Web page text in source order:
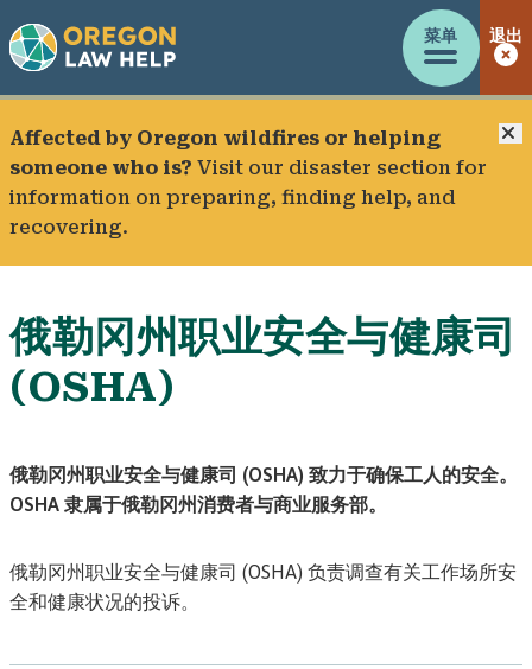
菜单 退出
Affected by Oregon wildfires or helping
someone who is? Visit our disaster section for
information on preparing, finding help, and
recovering.
俄勒冈州职业安全与健康司
(OSHA)
俄勒冈州职业安全与健康司 (OSHA) 致力于确保工人的安全。
OSHA 隶属于俄勒冈州消费者与商业服务部。
俄勒冈州职业安全与健康司 (OSHA) 负责调查有关工作场所安
全和健康状况的投诉。